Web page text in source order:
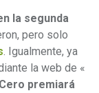
la segunda
pero solo
. Igualmente, ya
la web de «
premiará